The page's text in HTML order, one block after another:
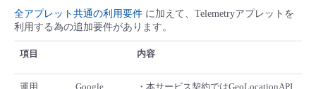
全アプレット共通の利用要件 に加えて、Telemetryアプレットを
利用する為の追加要件があります。
項目 内容
運用
Google
・本サービス契約ではGeoLocationAPI